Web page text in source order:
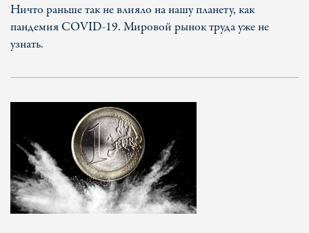
Ничто раньше так не влияло на нашу планету, как
пандемия COVID-19. Мировой рынок труда уже не
узнать.